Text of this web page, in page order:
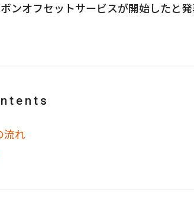
ンオフセットサービスが開始したと発
流れ